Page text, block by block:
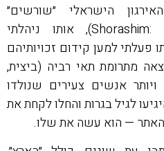
האירגון הישראלי ״שורשים״
(Shorashim: Israeli Donor Families), אותו ניהלתי
2018. במסגרתו פעלתי למען קידום זכויותיהם
מתרומת תאי רביה (ביצית,
אנשים צעירים שנולדו
לגיל בגרות והחלו לקחת את
האתר — הוא עשה את שלו.